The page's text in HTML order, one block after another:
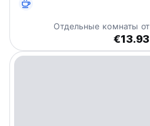
Отдельные комнаты от
€13.93